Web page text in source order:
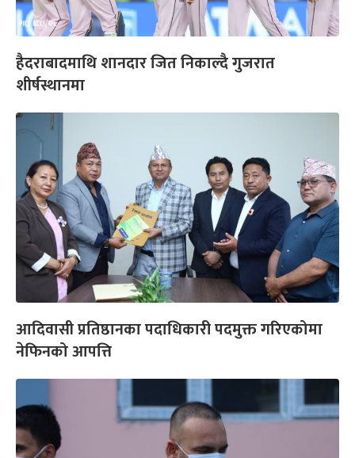
हैदराबादमाथि शानदार जित निकाल्दै गुजरात
शीर्षस्थानमा
आदिवासी प्रतिष्ठानका पदाधिकारी पदमुक्त गरिएकोमा
नेफिनको आपत्ति